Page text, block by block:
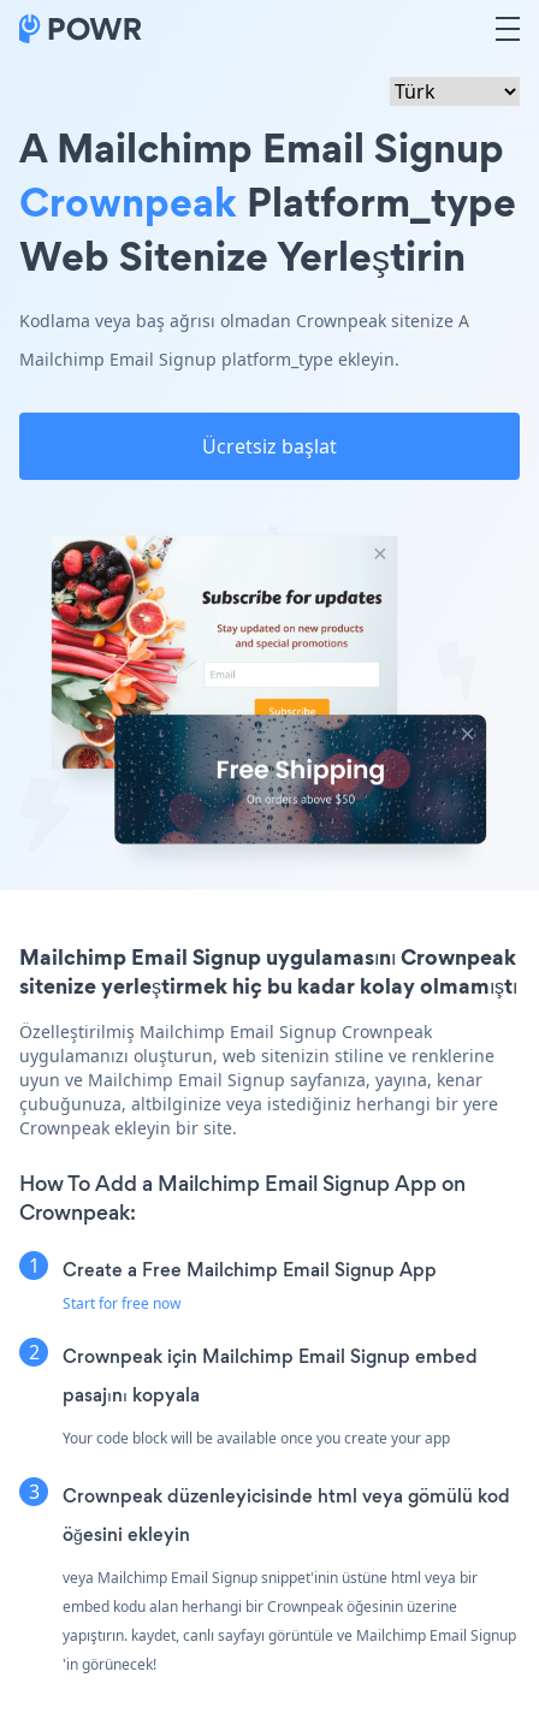
A Mailchimp Email Signup
Crownpeak Platform_type
Web Sitenize Yerleştirin
Kodlama veya baş ağrısı olmadan Crownpeak sitenize A
Mailchimp Email Signup platform_type ekleyin.
Ücretsiz başlat
Mailchimp Email Signup uygulamasını Crownpeak
sitenize yerleştirmek hiç bu kadar kolay olmamıştı
Özelleştirilmiş Mailchimp Email Signup Crownpeak
uygulamanızı oluşturun, web sitenizin stiline ve renklerine
uyun ve Mailchimp Email Signup sayfanıza, yayına, kenar
çubuğunuza, altbilginize veya istediğiniz herhangi bir yere
Crownpeak ekleyin bir site.
How To Add a Mailchimp Email Signup App on
Crownpeak:
Create a Free Mailchimp Email Signup App
Start for free now
Crownpeak için Mailchimp Email Signup embed
pasajını kopyala
Your code block will be available once you create your app
Crownpeak düzenleyicisinde html veya gömülü kod
öğesini ekleyin
veya Mailchimp Email Signup snippet'inin üstüne html veya bir
embed kodu alan herhangi bir Crownpeak öğesinin üzerine
yapıştırın. kaydet, canlı sayfayı görüntüle ve Mailchimp Email Signup
'in görünecek!